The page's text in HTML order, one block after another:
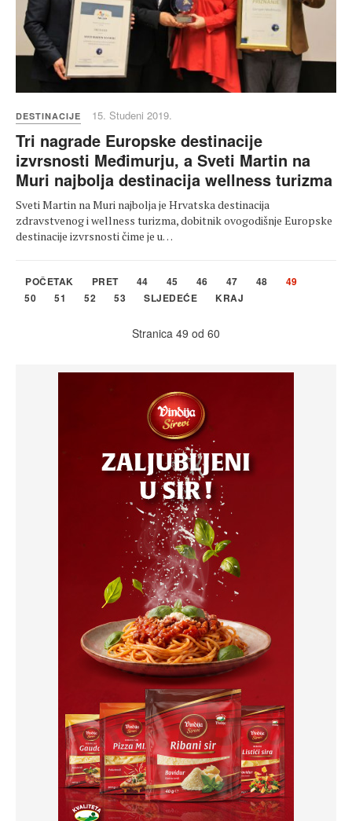
DESTINACIJE 15. Studeni 2019.
Tri nagrade Europske destinacije
izvrsnosti Međimurju, a Sveti Martin na
Muri najbolja destinacija wellness turizma
Sveti Martin na Muri najbolja je Hrvatska destinacija
zdravstvenog i wellness turizma, dobitnik ovogodišnje Europske
destinacije izvrsnosti čime je u…
POČETAK PRET 44 45 46 47 48
49
50
51 52 53 SLJEDEĆE KRAJ
Stranica 49 od 60